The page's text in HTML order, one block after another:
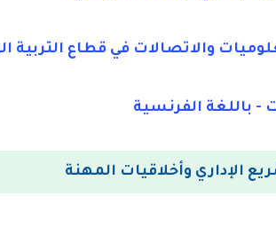
والاتصالات في قطاع التربية
- باللغة الفرنسية
الإداري وأخلاقيات المهنة